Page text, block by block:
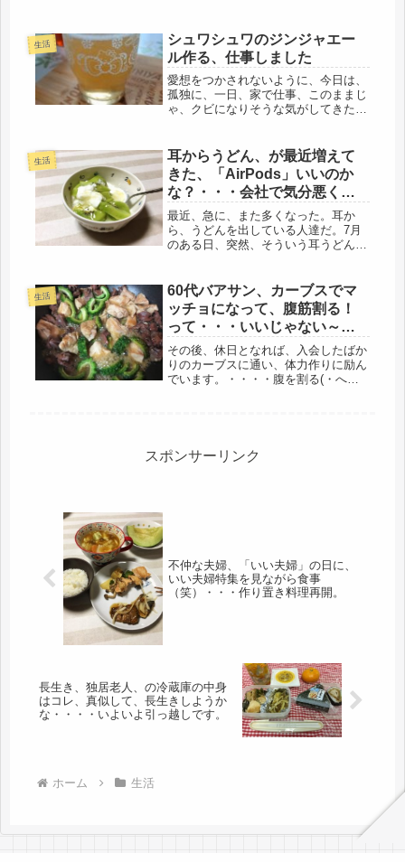
ナシだから。朝から、掃除に、4日た
めた洗濯。それから、意を決してジム
へ。...
生活
シュワシュワのジンジャエー
ル作る、仕事しました
愛想をつかされないように、今日は、
孤独に、一日、家で仕事、このままじ
ゃ、クビになりそうな気がしてきた。
けど、残り2台は稼働。集中力も情け
ないほど短くなって、1時間頑張る
と、...
生活
耳からうどん、が最近増えて
きた、「AirPods」いいのか
な？・・・会社で気分悪くな
る、母子弁当、明太子入り～
最近、急に、また多くなった。耳か
ら、うどんを出している人達だ。7月
のある日、突然、そういう耳うどん、
ーポッズだ。友人に聞くと、あの当
時、アップルに行かないと買えなか
っ...
生活
60代バアサン、カーブスでマ
ッチョになって、腹筋割る！
って・・・いいじゃない～夢
なんですが（笑）
その後、休日となれば、入会したばか
りのカーブスに通い、体力作りに励ん
でいます。・・・・腹を割る(・へ・)/
スポンサーリンク
不仲な夫婦、「いい夫婦」の日に、
いい夫婦特集を見ながら食事
（笑）・・・作り置き料理再開。
長生き、独居老人、の冷蔵庫の中身
はコレ、真似して、長生きしようか
な・・・・いよいよ引っ越しです。
ホーム 生活